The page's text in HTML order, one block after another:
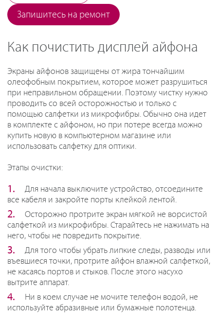
Запишитесь на ремонт
Как почистить дисплей айфона
Экраны айфонов защищены от жира тончайшим
олеофобным покрытием, которое может разрушиться
при неправильном обращении. Поэтому чистку нужно
проводить со всей осторожностью и только с
помощью салфетки из микрофибры. Обычно она идет
в комплекте с айфоном, но при потере всегда можно
купить новую в компьютерном магазине или
использовать салфетку для оптики.
Этапы очистки:
Для начала выключите устройство, отсоедините
все кабеля и закройте порты клейкой лентой.
Осторожно протрите экран мягкой не ворсистой
салфеткой из микрофибры. Старайтесь не нажимать на
него, чтобы не повредить покрытие.
Для того чтобы убрать липкие следы, разводы или
въевшиеся точки, протрите айфон влажной салфеткой,
не касаясь портов и стыков. После этого насухо
вытрите аппарат.
Ни в коем случае не мочите телефон водой, не
используйте абразивные или бумажные полотенца.